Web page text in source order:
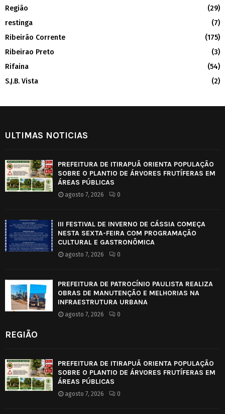
Região
(29)
restinga
(7)
Ribeirão Corrente
(175)
Ribeirao Preto
(3)
Rifaina
(54)
S.J.B. Vista
(2)
ULTIMAS NOTICIAS
PREFEITURA DE ITIRAPUÃ ORIENTA POPULAÇÃO
SOBRE O PLANTIO DE ÁRVORES FRUTÍFERAS EM
ÁREAS PÚBLICAS
agosto 7, 2026 0
III FESTIVAL DE INVERNO DE CÁSSIA COMEÇA
NESTA SEXTA-FEIRA COM PROGRAMAÇÃO
CULTURAL E GASTRONÔMICA
agosto 7, 2026 0
PREFEITURA DE PATROCÍNIO PAULISTA REALIZA
OBRAS DE MANUTENÇÃO E MELHORIAS NA
INFRAESTRUTURA URBANA
agosto 7, 2026 0
REGIÃO
PREFEITURA DE ITIRAPUÃ ORIENTA POPULAÇÃO
SOBRE O PLANTIO DE ÁRVORES FRUTÍFERAS EM
ÁREAS PÚBLICAS
agosto 7, 2026 0